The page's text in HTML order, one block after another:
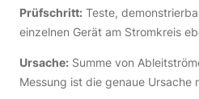
Prüfschritt: Teste,
einzelnen Gerät am Stromkreis
Ursache: Summe von
Messung ist die genaue Ursache